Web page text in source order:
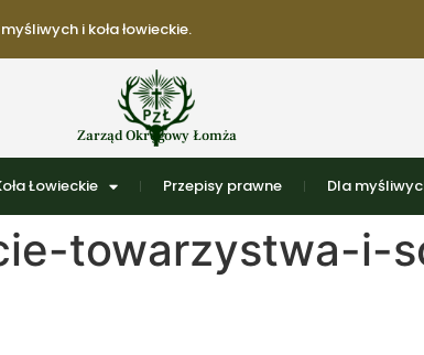
i koła łowieckie.
Zarząd Okręgowy Łomża
Łowieckie Przepisy prawne Dla
towarzystwa-i-